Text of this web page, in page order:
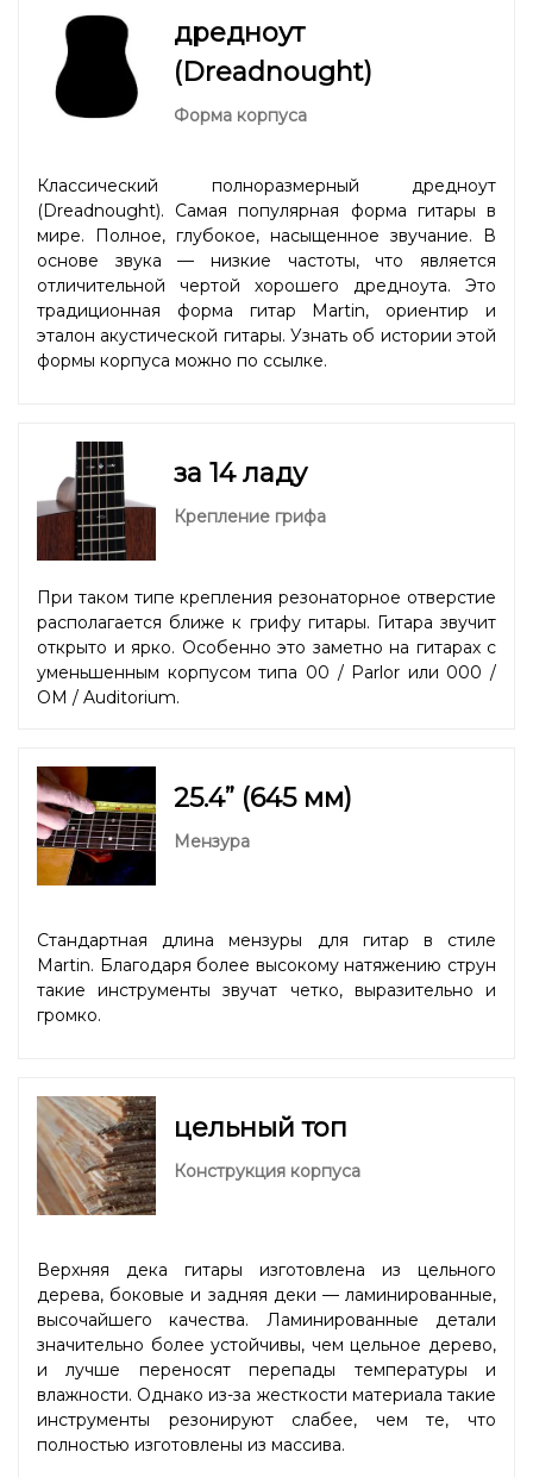
дредноут
(Dreadnought)
Форма корпуса
Классический полноразмерный дредноут
(Dreadnought). Самая популярная форма гитары в
мире. Полное, глубокое, насыщенное звучание. В
основе звука — низкие частоты, что является
отличительной чертой хорошего дредноута. Это
традиционная форма гитар Martin, ориентир и
эталон акустической гитары. Узнать об истории этой
формы корпуса можно по ссылке.
за 14 ладу
Крепление грифа
При таком типе крепления резонаторное отверстие
располагается ближе к грифу гитары. Гитара звучит
открыто и ярко. Особенно это заметно на гитарах с
уменьшенным корпусом типа 00 / Parlor или 000 /
OM / Auditorium.
25.4” (645 мм)
Мензура
Стандартная длина мензуры для гитар в стиле
Martin. Благодаря более высокому натяжению струн
такие инструменты звучат четко, выразительно и
громко.
цельный топ
Конструкция корпуса
Верхняя дека гитары изготовлена из цельного
дерева, боковые и задняя деки — ламинированные,
высочайшего качества. Ламинированные детали
значительно более устойчивы, чем цельное дерево,
и лучше переносят перепады температуры и
влажности. Однако из-за жесткости материала такие
инструменты резонируют слабее, чем те, что
полностью изготовлены из массива.